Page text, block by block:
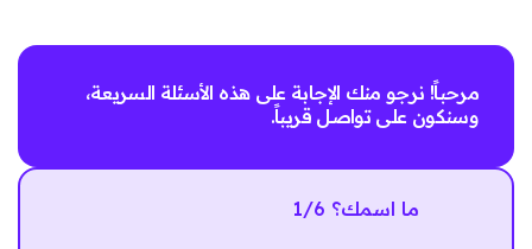
مرحباً! نرجو منك الإجابة على هذه الأسئلة السريعة،
وسنكون على تواصل قريباً.
1/6 ما اسمك؟